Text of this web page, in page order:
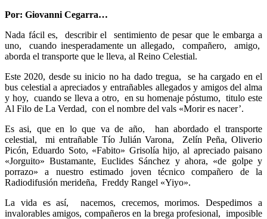
Por: Giovanni Cegarra…
Nada fácil es, describir el sentimiento de pesar que le embarga a
uno, cuando inesperadamente un allegado, compañero, amigo,
aborda el transporte que le lleva, al Reino Celestial.
Este 2020, desde su inicio no ha dado tregua, se ha cargado en el
bus celestial a apreciados y entrañables allegados y amigos del alma
y hoy, cuando se lleva a otro, en su homenaje póstumo, titulo este
Al Filo de La Verdad, con el nombre del vals «Morir es nacer’.
Es asi, que en lo que va de año, han abordado el transporte
celestial, mi entrañable Tío Julián Varona, Zelín Peña, Oliverio
Picón, Eduardo Soto, «Fabito» Grisolía hijo, al apreciado paisano
«Jorguito» Bustamante, Euclides Sánchez y ahora, «de golpe y
porrazo» a nuestro estimado joven técnico compañero de la
Radiodifusión merideña, Freddy Rangel «Yiyo».
La vida es así, nacemos, crecemos, morimos. Despedimos a
invalorables amigos, compañeros en la brega profesional, imposible